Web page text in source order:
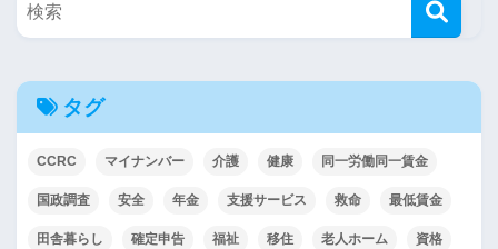
タグ
CCRC マイナンバー 介護 健康 同一労働同一賃金
国政調査 安全 年金 支援サービス 救命 最低賃金
田舎暮らし 確定申告 福祉 移住 老人ホーム 資格